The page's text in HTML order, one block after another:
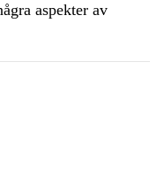
aspekter av